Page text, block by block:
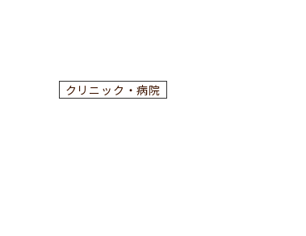
クリニック・病院